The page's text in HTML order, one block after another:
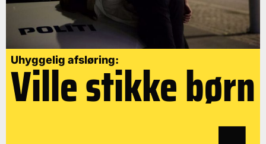
Uhyggelig afsløring:
Ville stikke børn